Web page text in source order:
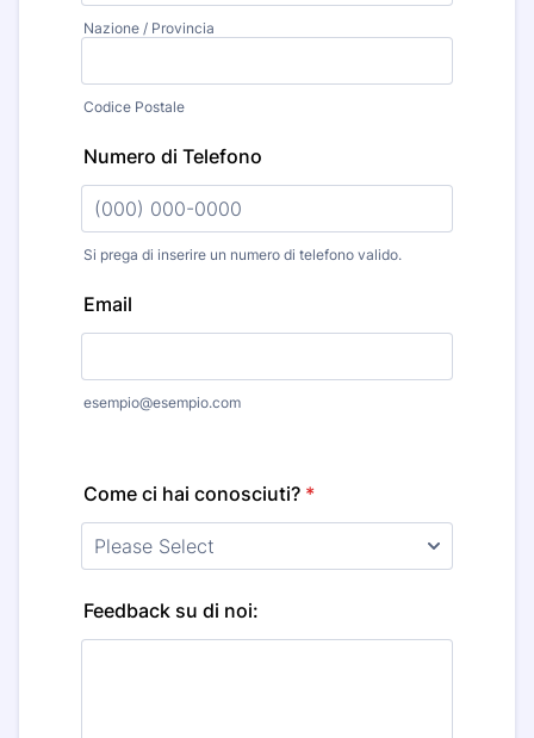
Nazione / Provincia
Codice Postale
Numero di Telefono
Si prega di inserire un numero di telefono valido.
Email
esempio@esempio.com
Come ci hai conosciuti? *
Feedback su di noi: